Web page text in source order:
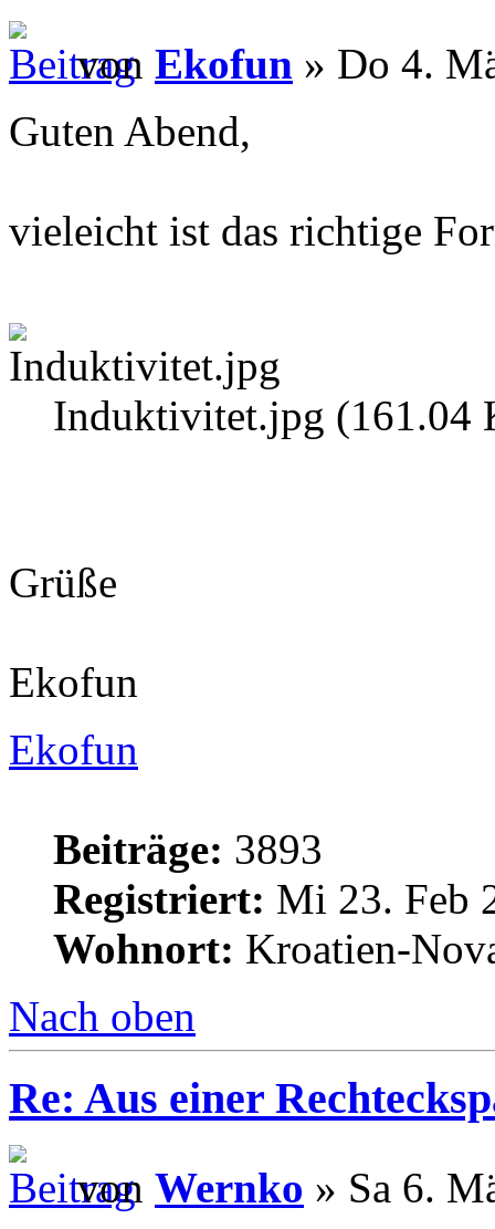
von Ekofun » Do 4.
Guten Abend,
vieleicht ist das richtige
Induktivitet.jpg (161.04
Grüße
Ekofun
Ekofun
Beiträge: 3893
Registriert: Mi 23. Feb
Wohnort: Kroatien-
Nach oben
Re: Aus einer
von Wernko » Sa 6.